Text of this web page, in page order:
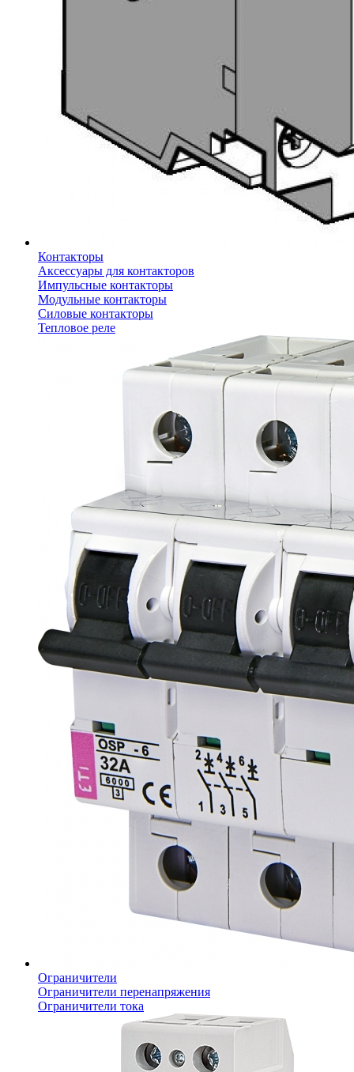
Контакторы
Аксессуары для контакторов
Импульсные контакторы
Модульные контакторы
Силовые контакторы
Тепловое реле
Ограничители
Ограничители перенапряжения
Ограничители тока